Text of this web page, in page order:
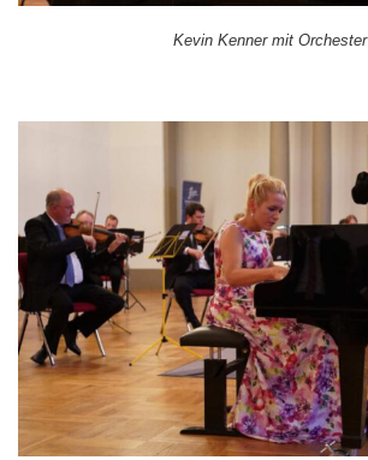
Kevin Kenner mit Orchester